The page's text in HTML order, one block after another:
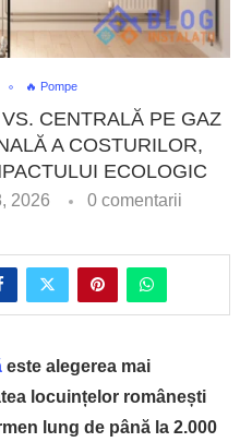
🔥 Pompe
CENTRALĂ PE GAZ
A COSTURILOR,
ECOLOGIC
2026 0 comentarii
este alegerea mai
locuințelor românești
lung de până la 2.000